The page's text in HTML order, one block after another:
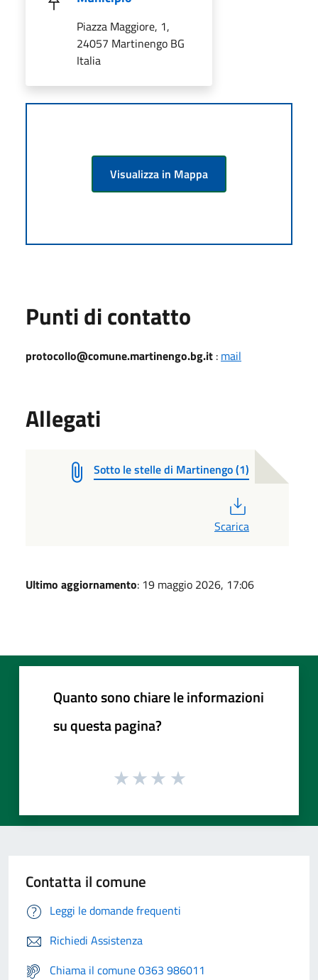
Piazza Maggiore, 1,
24057 Martinengo BG
Italia
Visualizza in Mappa
Punti di contatto
protocollo@comune.martinengo.bg.it : mail
Allegati
Sotto le stelle di Martinengo (1)
Scarica
Ultimo aggiornamento: 19 maggio 2026, 17:06
Quanto sono chiare le informazioni
su questa pagina?
Contatta il comune
Leggi le domande frequenti
Richiedi Assistenza
Chiama il comune 0363 986011